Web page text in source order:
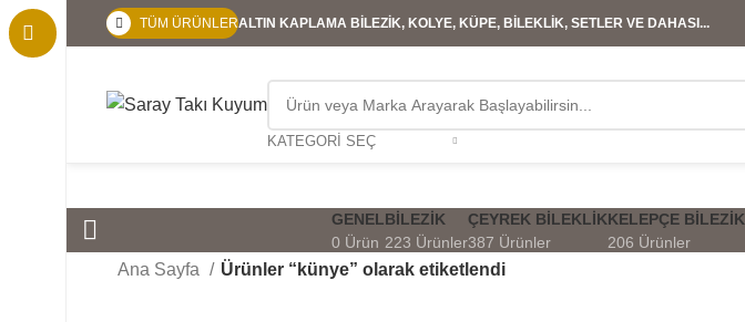
TÜM ÜRÜNLERALTIN KAPLAMA BİLEZİK, KOLYE, KÜPE, BİLEKLİK, SETLER VE DAHASI...
KATEGORI SEÇ
GENEL
0 Ürün
BILEZIK
223 Ürünler
ÇEYREK BILEKLIK
387 Ürünler
KELEPÇE BILEZIK
206 Ürünler
Ana Sayfa Ürünler “künye” olarak etiketlendi